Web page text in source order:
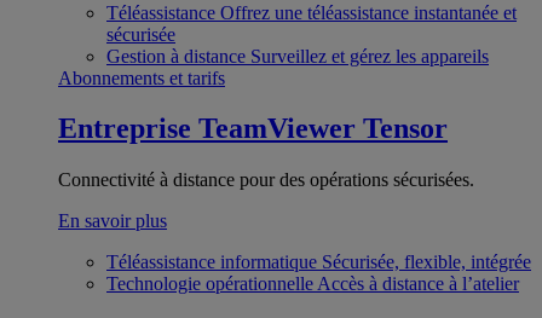
Téléassistance Offrez une téléassistance instantanée et
sécurisée
Gestion à distance Surveillez et gérez les appareils
Abonnements et tarifs
Entreprise TeamViewer Tensor
Connectivité à distance pour des opérations sécurisées.
En savoir plus
Téléassistance informatique Sécurisée, flexible, intégrée
Technologie opérationnelle Accès à distance à l’atelier